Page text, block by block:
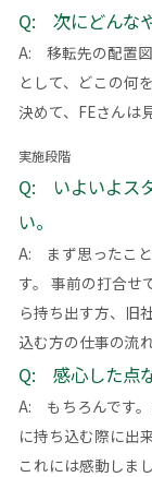
Q: 次にどんな
A: 移転先の配置
として、どこの何
決めて、FEさんは
実施段階
Q: いよいよス
い。
A: まず思ったこと
す。 事前の打合せ
ら持ち出す方、旧
込む方の仕事の流
Q: 感心した点
A: もちろんです。
に持ち込む際に出
これには感動しまし